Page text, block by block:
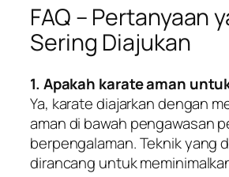
FAQ – Pertanyaan
Sering Diajukan
1. Apakah karate aman
Ya, karate diajarkan dengan
aman di bawah pengawasan
berpengalaman. Teknik yang
dirancang untuk